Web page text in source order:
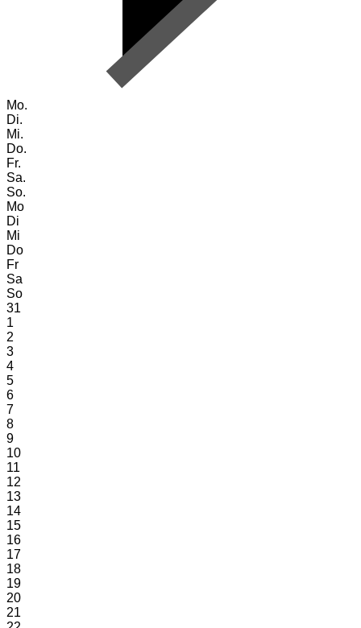
Mo.
Di.
Mi.
Do.
Fr.
Sa.
So.
Mo
Di
Mi
Do
Fr
Sa
So
31
1
2
3
4
5
6
7
8
9
10
11
12
13
14
15
16
17
18
19
20
21